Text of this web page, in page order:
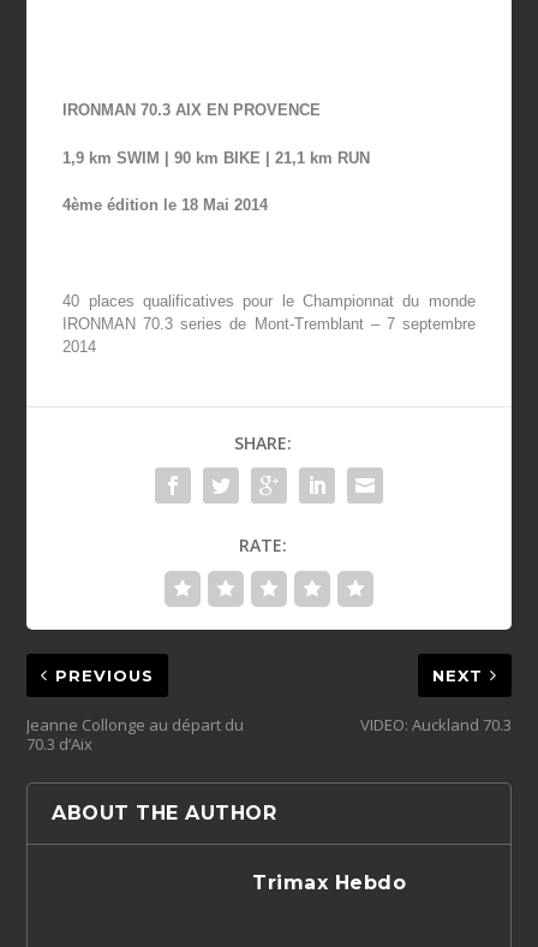
IRONMAN 70.3 AIX EN PROVENCE
1,9 km SWIM | 90 km BIKE | 21,1 km RUN
4ème édition le 18 Mai 2014
40 places qualificatives pour le Championnat du monde
IRONMAN 70.3 series de Mont-Tremblant – 7 septembre
2014
SHARE:
RATE:
PREVIOUS
Jeanne Collonge au départ du
70.3 d’Aix
NEXT
VIDEO: Auckland 70.3
ABOUT THE AUTHOR
Trimax Hebdo